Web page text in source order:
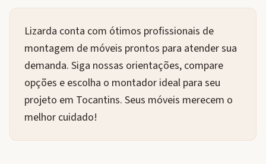
Lizarda conta com ótimos profissionais de
montagem de móveis prontos para atender sua
demanda. Siga nossas orientações, compare
opções e escolha o montador ideal para seu
projeto em Tocantins. Seus móveis merecem o
melhor cuidado!